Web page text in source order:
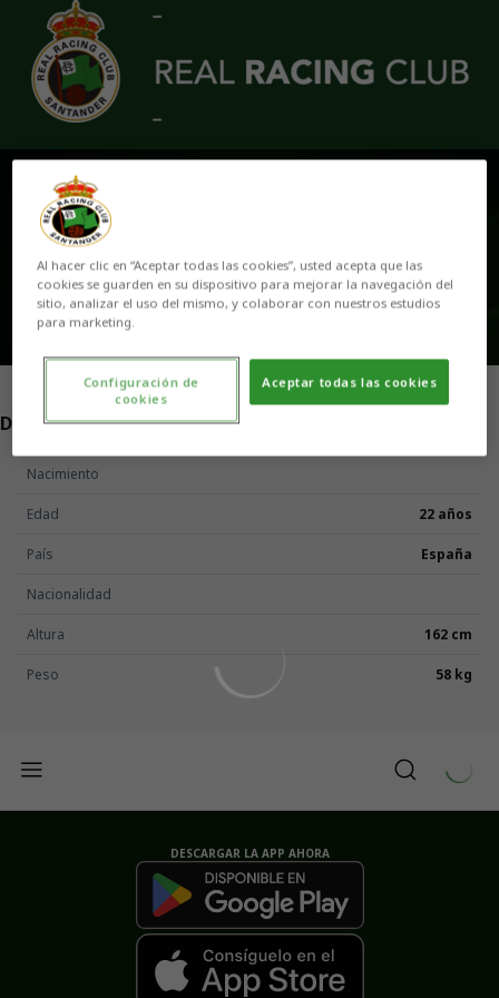
DELANTERO
Nacimiento
Edad 22 años
País España
Nacionalidad
Altura 162 cm
Peso 58 kg
DESCARGAR LA APP AHORA
Al hacer clic en “Aceptar todas las cookies”, usted acepta que las
cookies se guarden en su dispositivo para mejorar la navegación del
sitio, analizar el uso del mismo, y colaborar con nuestros estudios
para marketing.
Aceptar todas las cookies
Configuración de
cookies